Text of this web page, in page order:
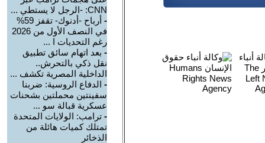
CNN: -الرجل لا يستطي ...
-
أرباح -أدنوك- تقفز 59%
في النصف الأول من 2026
رغم التحديات ا ...
- بعد اتهام سائق تطبيق
نقل ذكي بالتحرش..
الداخلية المصرية تكشف ...
- الدفاع الروسية: ضربنا
سفينتين محملتين بشحنات
عسكرية قبالة سو ...
- ترامب: الولايات المتحدة
تمتلك كميات هائلة من
الذخائر